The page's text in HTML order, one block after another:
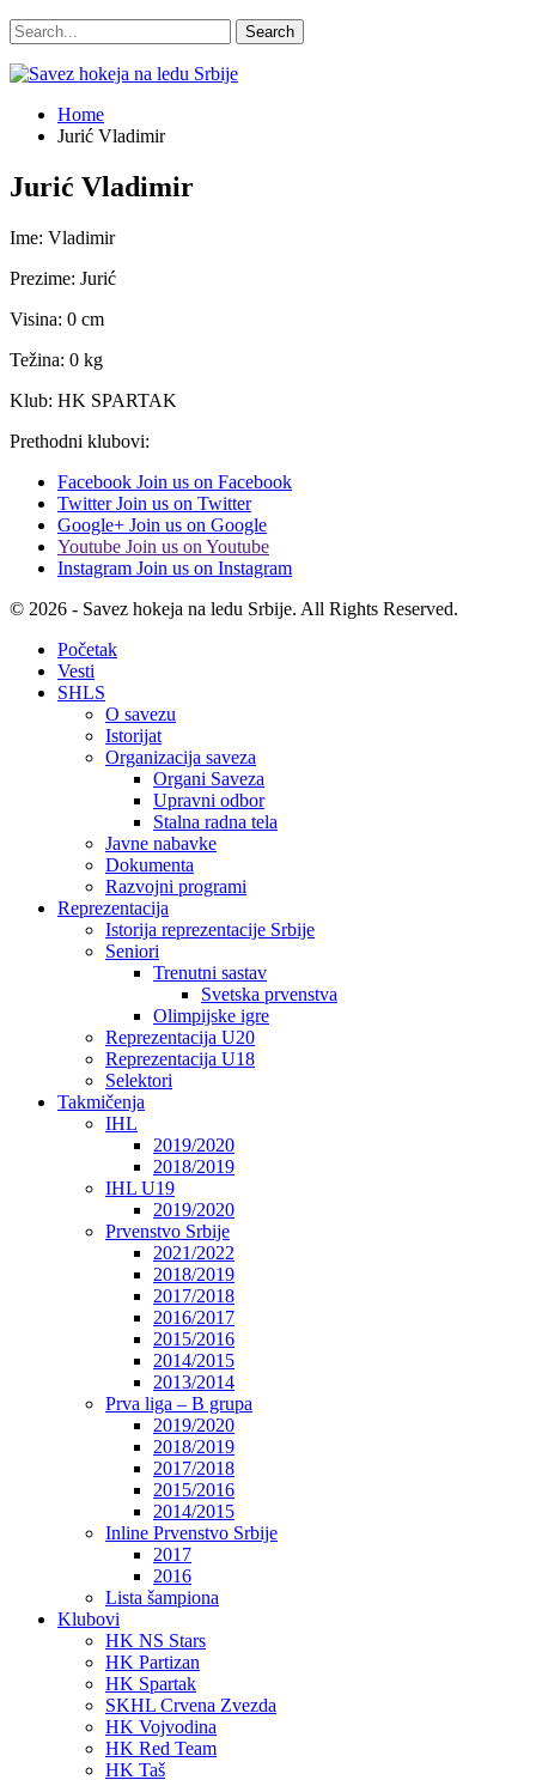
Home
Jurić Vladimir
Jurić Vladimir
Ime: Vladimir
Prezime: Jurić
Visina: 0 cm
Težina: 0 kg
Klub: HK SPARTAK
Prethodni klubovi:
Facebook Join us on Facebook
Twitter Join us on Twitter
Google+ Join us on Google
Youtube Join us on Youtube
Instagram Join us on Instagram
© 2026 - Savez hokeja na ledu Srbije. All Rights Reserved.
Početak
Vesti
SHLS
O savezu
Istorijat
Organizacija saveza
Organi Saveza
Upravni odbor
Stalna radna tela
Javne nabavke
Dokumenta
Razvojni programi
Reprezentacija
Istorija reprezentacije Srbije
Seniori
Trenutni sastav
Svetska prvenstva
Olimpijske igre
Reprezentacija U20
Reprezentacija U18
Selektori
Takmičenja
IHL
2019/2020
2018/2019
IHL U19
2019/2020
Prvenstvo Srbije
2021/2022
2018/2019
2017/2018
2016/2017
2015/2016
2014/2015
2013/2014
Prva liga – B grupa
2019/2020
2018/2019
2017/2018
2015/2016
2014/2015
Inline Prvenstvo Srbije
2017
2016
Lista šampiona
Klubovi
HK NS Stars
HK Partizan
HK Spartak
SKHL Crvena Zvezda
HK Vojvodina
HK Red Team
HK Taš